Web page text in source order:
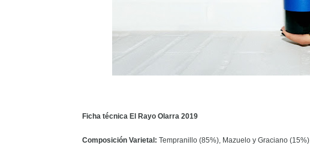
Ficha técnica El Rayo Olarra 2019
Composición Varietal: Tempranillo (85%), Mazuelo y Graciano